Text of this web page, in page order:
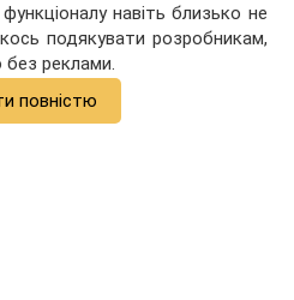
навіть близько не
подякувати розробникам,
без реклами.
повністю